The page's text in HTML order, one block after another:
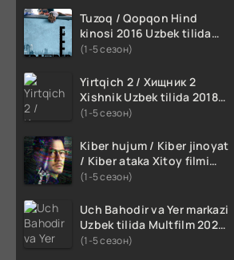
Tuzoq / Qopqon Hind
kinosi 2016 Uzbek tilida
tarjima film HD
(1-5 сезон)
Yirtqich 2 / Хищник 2
Xishnik Uzbek tilida 2018-
2024 O'zbekcha tarjima
(1-5 сезон)
Kiber hujum / Kiber jinoyat
/ Kiber ataka Xitoy filmi
Uzbek tilida O'zbekcha
HD skachat
(1-5 сезон)
Uch Bahodir va Yer markazi
Uzbek tilida Multfilm 2025
tarjima HD skachat
(1-5 сезон)